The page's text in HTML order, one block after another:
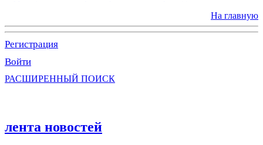
На главную
Регистрация
Войти
РАСШИРЕННЫЙ ПОИСК
лента новостей